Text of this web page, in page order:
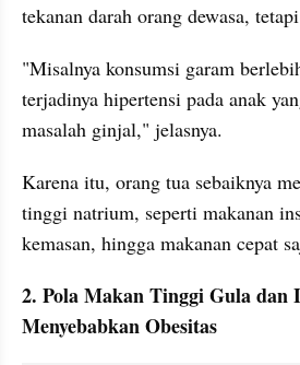
tekanan darah orang dewasa,
"Misalnya konsumsi garam
terjadinya hipertensi pada anak
masalah ginjal," jelasnya.
Karena itu, orang tua sebaiknya
tinggi natrium, seperti makanan
kemasan, hingga makanan cepat
2. Pola Makan Tinggi Gula dan
Menyebabkan Obesitas